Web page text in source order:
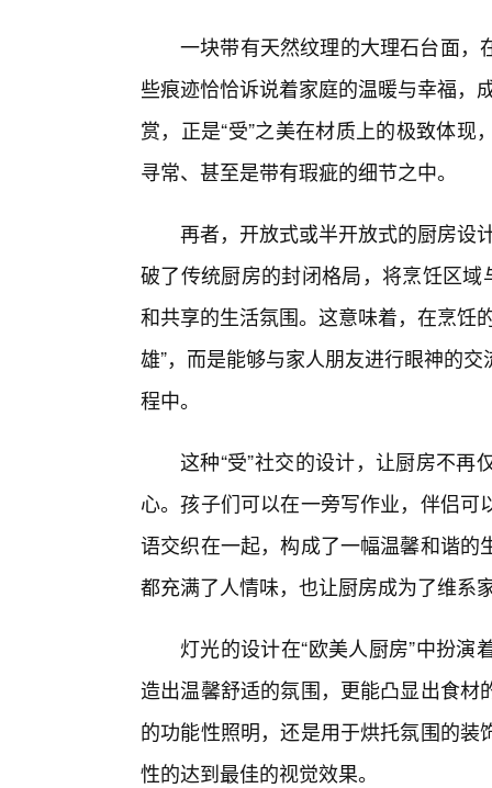
一块带有天然纹理的大理石台面，
些痕迹恰恰诉说着家庭的温暖与幸福，
赏，正是“受”之美在材质上的极致体
寻常、甚至是带有瑕疵的细节之中。
再者，开放式或半开放式的厨房设
破了传统厨房的封闭格局，将烹饪区
和共享的生活氛围。这意味着，在烹饪
雄”，而是能够与家人朋友进行眼神的
程中。
这种“受”社交的设计，让厨房不
心。孩子们可以在一旁写作业，伴侣
语交织在一起，构成了一幅温馨和谐
都充满了人情味，也让厨房成为了维系
灯光的设计在“欧美人厨房”中扮
造出温馨舒适的氛围，更能凸显出食
的功能性照明，还是用于烘托氛围的
性的达到最佳的视觉效果。